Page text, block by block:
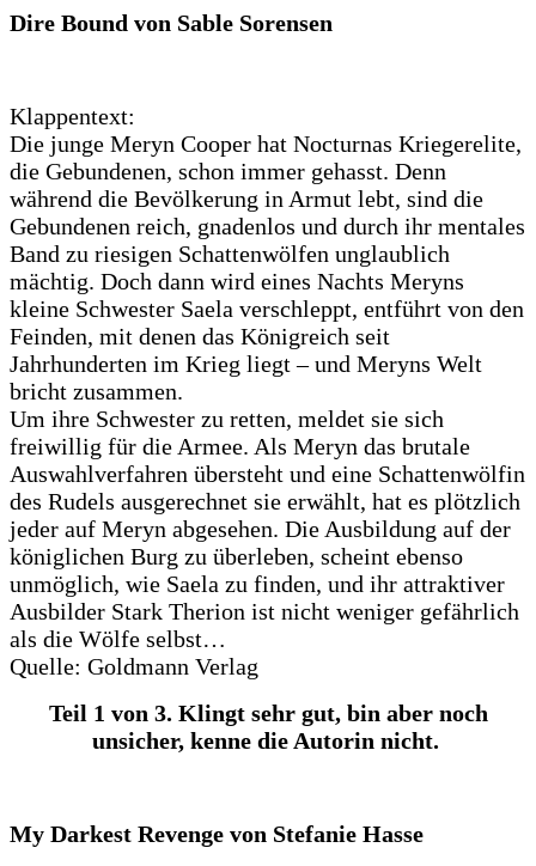
Dire Bound von Sable Sorensen
Klappentext:
Die junge Meryn Cooper hat Nocturnas Kriegerelite,
die Gebundenen, schon immer gehasst. Denn
während die Bevölkerung in Armut lebt, sind die
Gebundenen reich, gnadenlos und durch ihr mentales
Band zu riesigen Schattenwölfen unglaublich
mächtig. Doch dann wird eines Nachts Meryns
kleine Schwester Saela verschleppt, entführt von den
Feinden, mit denen das Königreich seit
Jahrhunderten im Krieg liegt – und Meryns Welt
bricht zusammen.
Um ihre Schwester zu retten, meldet sie sich
freiwillig für die Armee. Als Meryn das brutale
Auswahlverfahren übersteht und eine Schattenwölfin
des Rudels ausgerechnet sie erwählt, hat es plötzlich
jeder auf Meryn abgesehen. Die Ausbildung auf der
königlichen Burg zu überleben, scheint ebenso
unmöglich, wie Saela zu finden, und ihr attraktiver
Ausbilder Stark Therion ist nicht weniger gefährlich
als die Wölfe selbst…
Quelle: Goldmann Verlag
Teil 1 von 3. Klingt sehr gut, bin aber noch
unsicher, kenne die Autorin nicht.
My Darkest Revenge von Stefanie Hasse